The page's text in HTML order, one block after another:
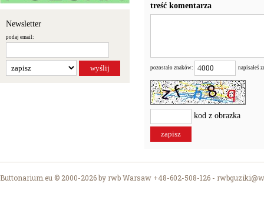
Newsletter
podaj email:
treść komentarza
pozostało znaków: napisałeś
kod z obrazka
Buttonarium.eu © 2000-2026 by rwb Warsaw +48-602-508-126 -